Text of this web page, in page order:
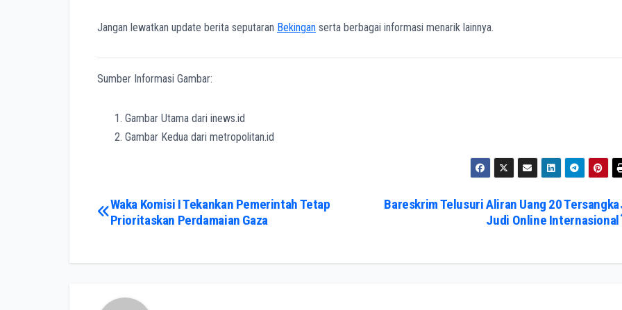
Jangan lewatkan update berita seputaran Bekingan serta berbagai informasi menarik lainnya.
Sumber Informasi Gambar:
Gambar Utama dari inews.id
Gambar Kedua dari metropolitan.id
Post
Bareskrim Telusuri Aliran Uang 20 Tersangka
Judi Online Internasional
Waka Komisi I Tekankan Pemerintah Tetap
Prioritaskan Perdamaian Gaza